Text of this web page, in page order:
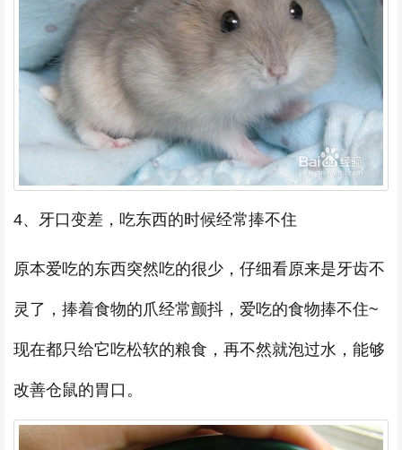
4、牙口变差，吃东西的时候经常捧不住
原本爱吃的东西突然吃的很少，仔细看原来是牙齿不
灵了，捧着食物的爪经常颤抖，爱吃的食物捧不住~
现在都只给它吃松软的粮食，再不然就泡过水，能够
改善仓鼠的胃口。